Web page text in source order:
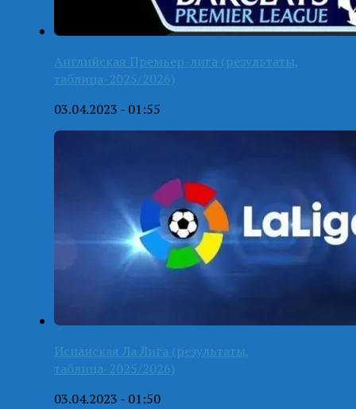
Английская Премьер-лига (результаты,
таблица-2025/2026)
03.04.2023 - 01:55
Испанская Ла Лига (результаты,
таблица-2025/2026)
03.04.2023 - 01:50